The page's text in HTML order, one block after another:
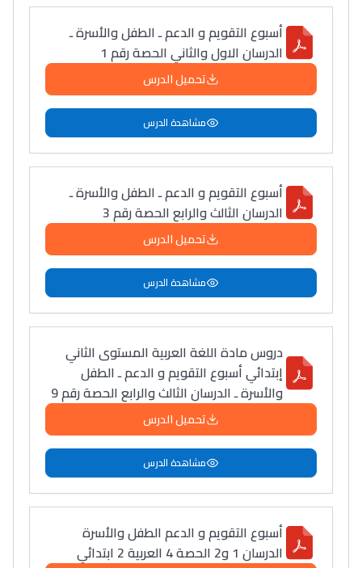
Lycée Maroc
التعليم الثانوي التأهيلي
التعليم الثانوي الإعدادي
Post-Bac
Interviews/Vidéos
+ de 89 Interviews/Vidéos
أسبوع التقويم و الدعم ـ الطفل والأسرة ـ
الدرسان الاول والثاني الحصة رقم 1
تحميل الدرس
مشاهدة الدرس
أسبوع التقويم و الدعم ـ الطفل والأسرة ـ
الدرسان الثالث والرابع الحصة رقم 3
تحميل الدرس
مشاهدة الدرس
دروس مادة اللغة العربية المستوى الثاني
إبتدائي أسبوع التقويم و الدعم ـ الطفل
والأسرة ـ الدرسان الثالث والرابع الحصة رقم 9
تحميل الدرس
مشاهدة الدرس
أسبوع التقويم و الدعم الطفل والأسرة
الدرسان 1 و2 الحصة 4 العربية 2 ابتدائي